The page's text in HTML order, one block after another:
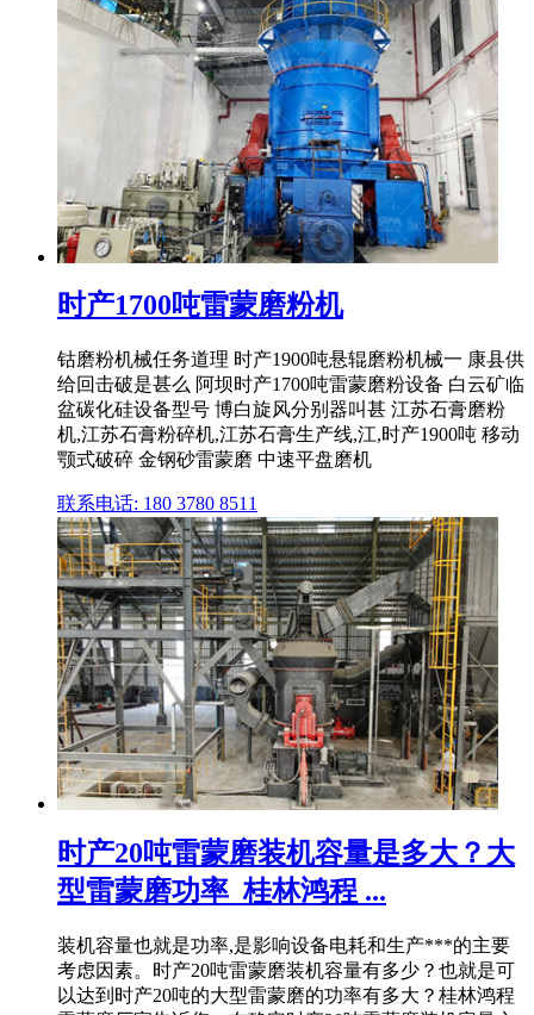
时产1700吨雷蒙磨粉机
钴磨粉机械任务道理 时产1900吨悬辊磨粉机械一 康县供
给回击破是甚么 阿坝时产1700吨雷蒙磨粉设备 白云矿临
盆碳化硅设备型号 博白旋风分别器叫甚 江苏石膏磨粉
机,江苏石膏粉碎机,江苏石膏生产线,江,时产1900吨 移动
颚式破碎 金钢砂雷蒙磨 中速平盘磨机
联系电话: 180 3780 8511
时产20吨雷蒙磨装机容量是多大？大
型雷蒙磨功率_桂林鸿程 ...
装机容量也就是功率,是影响设备电耗和生产***的主要
考虑因素。时产20吨雷蒙磨装机容量有多少？也就是可
以达到时产20吨的大型雷蒙磨的功率有多大？桂林鸿程